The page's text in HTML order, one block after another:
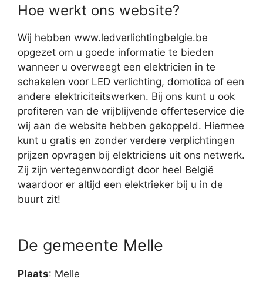
Hoe werkt ons website?
Wij hebben www.ledverlichtingbelgie.be
opgezet om u goede informatie te bieden
wanneer u overweegt een elektricien in te
schakelen voor LED verlichting, domotica of een
andere elektriciteitswerken. Bij ons kunt u ook
profiteren van de vrijblijvende offerteservice die
wij aan de website hebben gekoppeld. Hiermee
kunt u gratis en zonder verdere verplichtingen
prijzen opvragen bij elektriciens uit ons netwerk.
Zij zijn vertegenwoordigt door heel België
waardoor er altijd een elektrieker bij u in de
buurt zit!
De gemeente Melle
Plaats: Melle